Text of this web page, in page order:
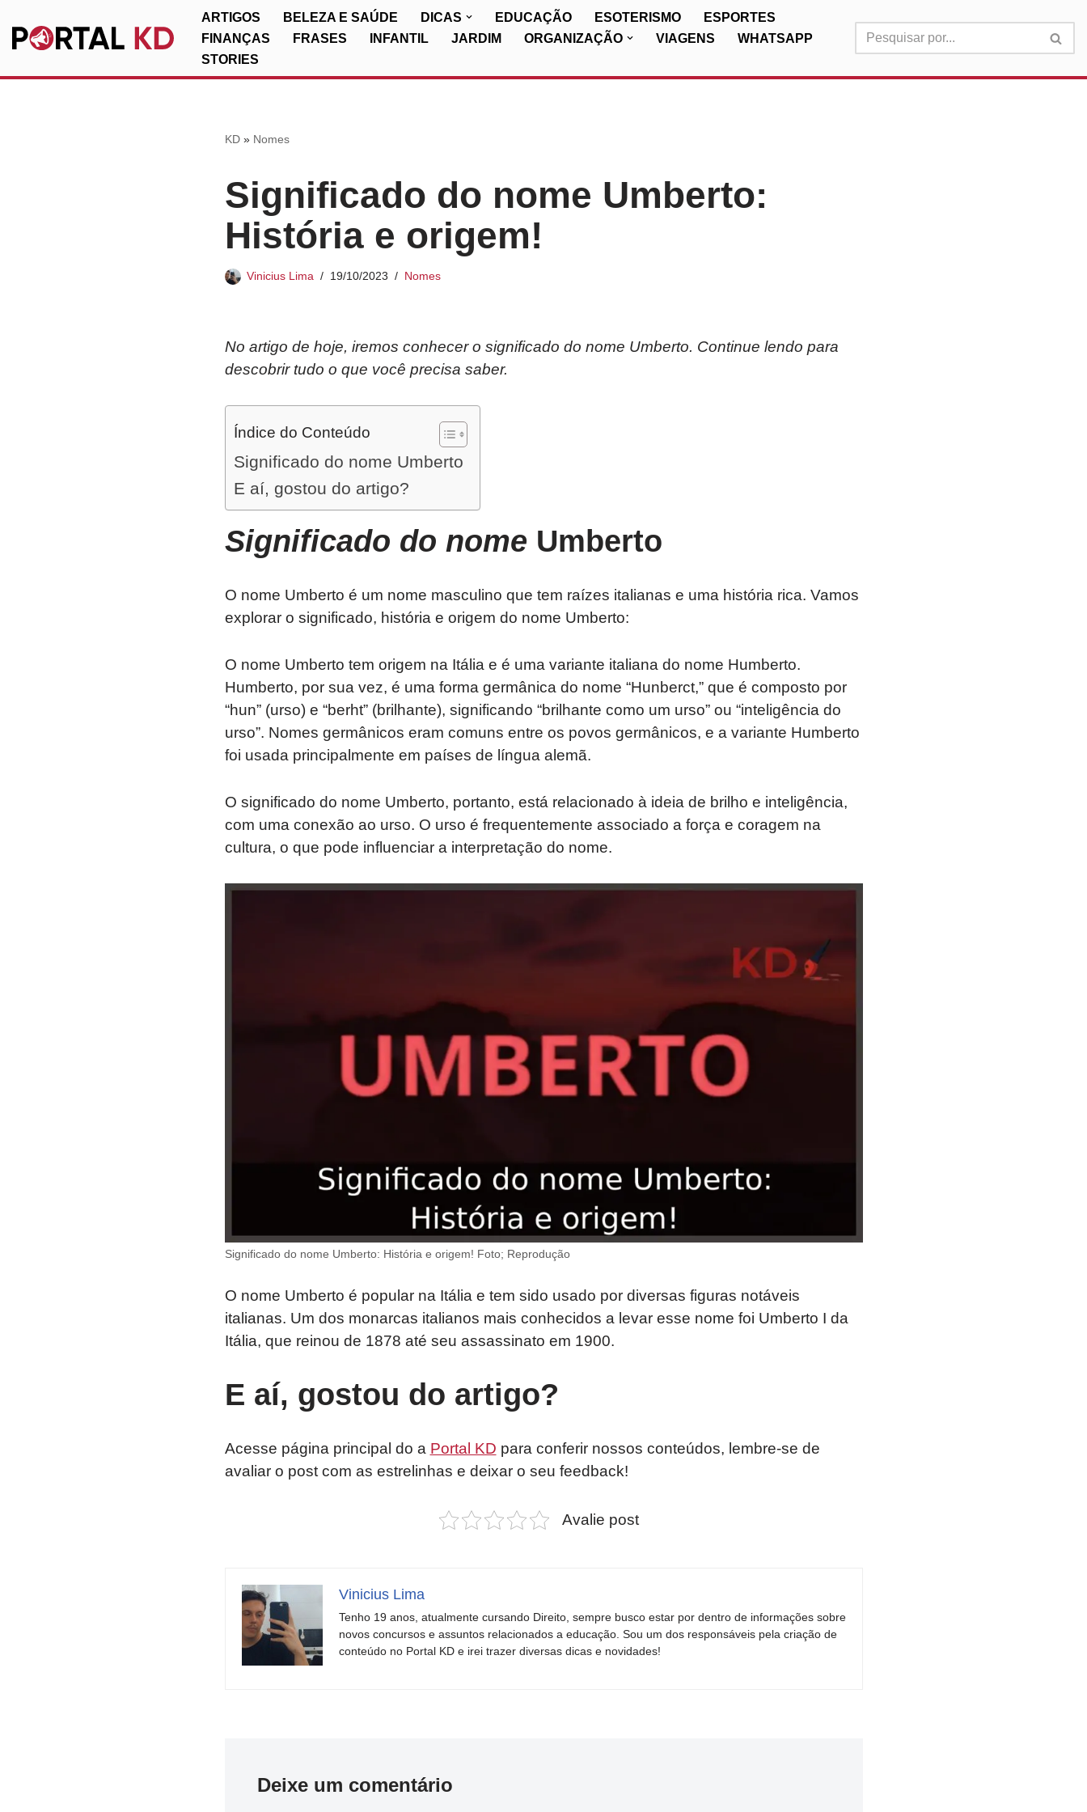
Pular
ARTIGOS BELEZA E SAÚDE DICAS EDUCAÇÃO ESOTERISMO
ESPORTES
FINANÇAS
FRASES INFANTIL JARDIM ORGANIZAÇÃO VIAGENS
WHATSAPP
STORIES
KD» Nomes
Significado do nome Umberto:
História e origem!
Vinicius Lima 19/10/2023 Nomes
No artigo de hoje, iremos conhecer o significado do nome Umberto. Continue lendo para
descobrir tudo o que você precisa saber.
Índice do Conteúdo
Significado do nome Umberto
E aí, gostou do artigo?
Significado do nome Umberto
O nome Umberto é um nome masculino que tem raízes italianas e uma história rica. Vamos
explorar o significado, história e origem do nome Umberto:
O nome Umberto tem origem na Itália e é uma variante italiana do nome Humberto.
Humberto, por sua vez, é uma forma germânica do nome “Hunberct,” que é composto por
“hun” (urso) e “berht” (brilhante), significando “brilhante como um urso” ou “inteligência do
urso”. Nomes germânicos eram comuns entre os povos germânicos, e a variante Humberto
foi usada principalmente em países de língua alemã.
O significado do nome Umberto, portanto, está relacionado à ideia de brilho e inteligência,
com uma conexão ao urso. O urso é frequentemente associado a força e coragem na
cultura, o que pode influenciar a interpretação do nome.
Significado do nome Umberto: História e origem! Foto; Reprodução
O nome Umberto é popular na Itália e tem sido usado por diversas figuras notáveis
italianas. Um dos monarcas italianos mais conhecidos a levar esse nome foi Umberto I da
Itália, que reinou de 1878 até seu assassinato em 1900.
E aí, gostou do artigo?
Acesse página principal do a Portal KD para conferir nossos conteúdos, lembre-se de
avaliar o post com as estrelinhas e deixar o seu feedback!
Avalie post
Vinicius Lima
Tenho 19 anos, atualmente cursando Direito, sempre busco estar por dentro de informações sobre
novos concursos e assuntos relacionados a educação. Sou um dos responsáveis pela criação de
conteúdo no Portal KD e irei trazer diversas dicas e novidades!
Deixe um comentário